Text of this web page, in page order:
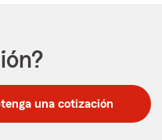
una cotización